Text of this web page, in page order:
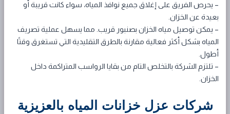
– يحرص الفريق على إغلاق جميع نوافذ المياه، سواء كانت قريبة أو
بعيدة عن الخزان.
– يمكن توصيل مياه الخزان بصنبور قريب. مما يسهل عملية تصريف
المياه بشكل أكثر فعالية مقارنة بالطرق التقليدية التي تستغرق وقتًا
أطول.
– تلتزم الشركة بالتخلص التام من بقايا الرواسب المتراكمة داخل
الخزان.
شركات عزل خزانات المياه بالعزيزية